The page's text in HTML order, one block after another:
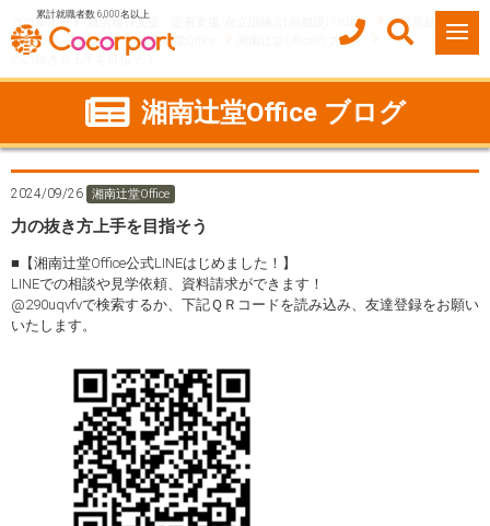
累計就職者数 6,000名以上
ココルポート(就労移行支援・定着支援/自立訓練/計画相談) HOME
事業所紹介
神奈川県
藤沢市 湘南辻堂Office
湘南辻堂Officeのブログ
力の抜き方上手を目指そう
湘南辻堂Office ブログ
2024/09/26 湘南辻堂Office
力の抜き方上手を目指そう
■【湘南辻堂Office公式LINEはじめました！】
LINEでの相談や見学依頼、資料請求ができます！
@290uqvfvで検索するか、下記ＱＲコードを読み込み、友達登録をお願い
いたします。